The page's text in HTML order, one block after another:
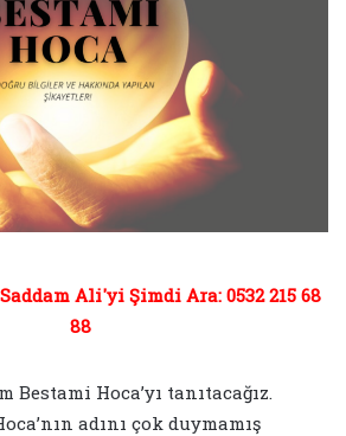
Ali'yi Şimdi Ara: 0532 215 68
88
Bestami Hoca’yı tanıtacağız.
adını çok duymamış